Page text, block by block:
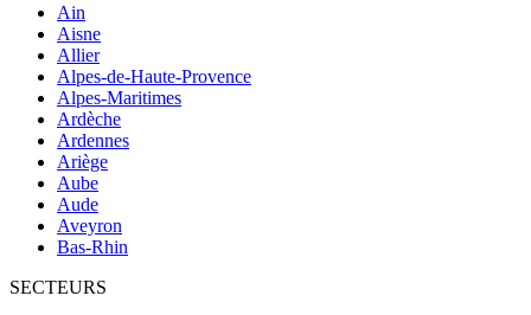
Ain
Aisne
Allier
Alpes-de-Haute-Provence
Alpes-Maritimes
Ardèche
Ardennes
Ariège
Aube
Aude
Aveyron
Bas-Rhin
SECTEURS